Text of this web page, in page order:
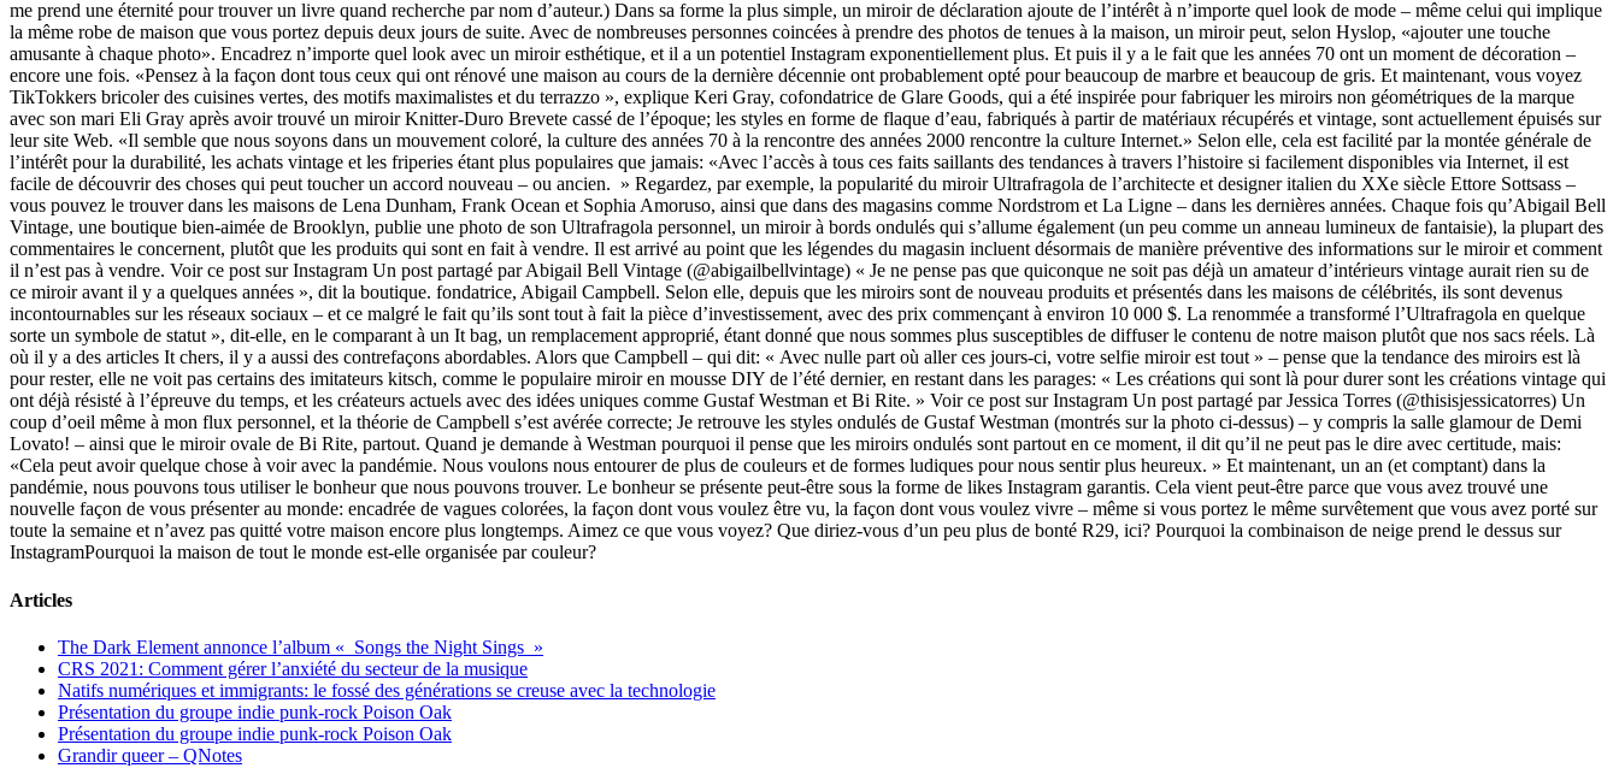
me prend une éternité pour trouver un livre quand recherche par nom d’auteur.) Dans sa forme la plus simple, un miroir de déclaration ajoute de l’intérêt à n’importe quel look de mode – même celui qui implique
la même robe de maison que vous portez depuis deux jours de suite. Avec de nombreuses personnes coincées à prendre des photos de tenues à la maison, un miroir peut, selon Hyslop, «ajouter une touche
amusante à chaque photo». Encadrez n’importe quel look avec un miroir esthétique, et il a un potentiel Instagram exponentiellement plus. Et puis il y a le fait que les années 70 ont un moment de décoration –
encore une fois. «Pensez à la façon dont tous ceux qui ont rénové une maison au cours de la dernière décennie ont probablement opté pour beaucoup de marbre et beaucoup de gris. Et maintenant, vous voyez
TikTokkers bricoler des cuisines vertes, des motifs maximalistes et du terrazzo », explique Keri Gray, cofondatrice de Glare Goods, qui a été inspirée pour fabriquer les miroirs non géométriques de la marque
avec son mari Eli Gray après avoir trouvé un miroir Knitter-Duro Brevete cassé de l’époque; les styles en forme de flaque d’eau, fabriqués à partir de matériaux récupérés et vintage, sont actuellement épuisés sur
leur site Web. «Il semble que nous soyons dans un mouvement coloré, la culture des années 70 à la rencontre des années 2000 rencontre la culture Internet.» Selon elle, cela est facilité par la montée générale de
l’intérêt pour la durabilité, les achats vintage et les friperies étant plus populaires que jamais: «Avec l’accès à tous ces faits saillants des tendances à travers l’histoire si facilement disponibles via Internet, il est
facile de découvrir des choses qui peut toucher un accord nouveau – ou ancien. » Regardez, par exemple, la popularité du miroir Ultrafragola de l’architecte et designer italien du XXe siècle Ettore Sottsass –
vous pouvez le trouver dans les maisons de Lena Dunham, Frank Ocean et Sophia Amoruso, ainsi que dans des magasins comme Nordstrom et La Ligne – dans les dernières années. Chaque fois qu’Abigail Bell
Vintage, une boutique bien-aimée de Brooklyn, publie une photo de son Ultrafragola personnel, un miroir à bords ondulés qui s’allume également (un peu comme un anneau lumineux de fantaisie), la plupart des
commentaires le concernent, plutôt que les produits qui sont en fait à vendre. Il est arrivé au point que les légendes du magasin incluent désormais de manière préventive des informations sur le miroir et comment
il n’est pas à vendre. Voir ce post sur Instagram Un post partagé par Abigail Bell Vintage (@abigailbellvintage) « Je ne pense pas que quiconque ne soit pas déjà un amateur d’intérieurs vintage aurait rien su de
ce miroir avant il y a quelques années », dit la boutique. fondatrice, Abigail Campbell. Selon elle, depuis que les miroirs sont de nouveau produits et présentés dans les maisons de célébrités, ils sont devenus
incontournables sur les réseaux sociaux – et ce malgré le fait qu’ils sont tout à fait la pièce d’investissement, avec des prix commençant à environ 10 000 $. La renommée a transformé l’Ultrafragola en quelque
sorte un symbole de statut », dit-elle, en le comparant à un It bag, un remplacement approprié, étant donné que nous sommes plus susceptibles de diffuser le contenu de notre maison plutôt que nos sacs réels. Là
où il y a des articles It chers, il y a aussi des contrefaçons abordables. Alors que Campbell – qui dit: « Avec nulle part où aller ces jours-ci, votre selfie miroir est tout » – pense que la tendance des miroirs est là
pour rester, elle ne voit pas certains des imitateurs kitsch, comme le populaire miroir en mousse DIY de l’été dernier, en restant dans les parages: « Les créations qui sont là pour durer sont les créations vintage qui
ont déjà résisté à l’épreuve du temps, et les créateurs actuels avec des idées uniques comme Gustaf Westman et Bi Rite. » Voir ce post sur Instagram Un post partagé par Jessica Torres (@thisisjessicatorres) Un
coup d’oeil même à mon flux personnel, et la théorie de Campbell s’est avérée correcte; Je retrouve les styles ondulés de Gustaf Westman (montrés sur la photo ci-dessus) – y compris la salle glamour de Demi
Lovato! – ainsi que le miroir ovale de Bi Rite, partout. Quand je demande à Westman pourquoi il pense que les miroirs ondulés sont partout en ce moment, il dit qu’il ne peut pas le dire avec certitude, mais:
«Cela peut avoir quelque chose à voir avec la pandémie. Nous voulons nous entourer de plus de couleurs et de formes ludiques pour nous sentir plus heureux. » Et maintenant, un an (et comptant) dans la
pandémie, nous pouvons tous utiliser le bonheur que nous pouvons trouver. Le bonheur se présente peut-être sous la forme de likes Instagram garantis. Cela vient peut-être parce que vous avez trouvé une
nouvelle façon de vous présenter au monde: encadrée de vagues colorées, la façon dont vous voulez être vu, la façon dont vous voulez vivre – même si vous portez le même survêtement que vous avez porté sur
toute la semaine et n’avez pas quitté votre maison encore plus longtemps. Aimez ce que vous voyez? Que diriez-vous d’un peu plus de bonté R29, ici? Pourquoi la combinaison de neige prend le dessus sur
InstagramPourquoi la maison de tout le monde est-elle organisée par couleur?
Articles
The Dark Element annonce l’album « Songs the Night Sings »
CRS 2021: Comment gérer l’anxiété du secteur de la musique
Natifs numériques et immigrants: le fossé des générations se creuse avec la technologie
Présentation du groupe indie punk-rock Poison Oak
Présentation du groupe indie punk-rock Poison Oak
Grandir queer – QNotes